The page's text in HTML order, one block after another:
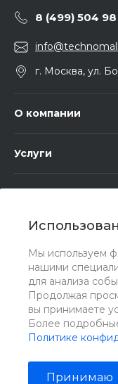
Мы используем
нашими
для анализа
Продолжая
вы принимаете
Более
Политике
Принимаю
8 (499) 504
г. Москва, ул.
О компании
Услуги